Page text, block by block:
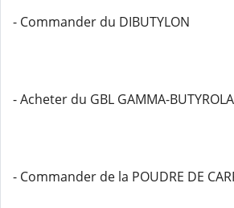
- Commander du DIBUTYLON
- Acheter du GBL GAMMA-
- Commander de la POUDRE DE